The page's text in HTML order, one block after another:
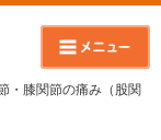
・膝関節の痛み（股関